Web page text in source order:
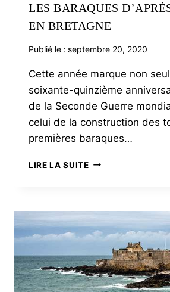
LES BARAQUES
EN BRETAGNE
Publié le : septembre 20, 2020
Cette année marque non
soixante-quinzième
de la Seconde Guerre
celui de la construction des
premières baraques…
LIRE LA SUITELES
EN
BRETAGNE